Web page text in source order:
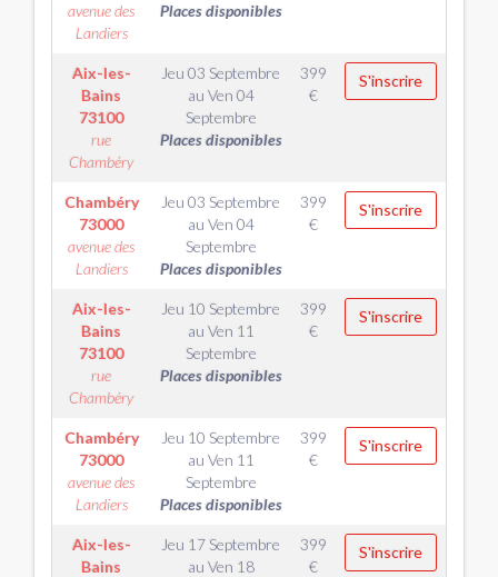
avenue des
Landiers
Places disponibles
Aix-les-
Bains
73100
rue
Chambéry
Jeu 03 Septembre
au Ven 04
Septembre
Places disponibles
399
€
S'inscrire
Chambéry
73000
avenue des
Landiers
Jeu 03 Septembre
au Ven 04
Septembre
Places disponibles
399
€
S'inscrire
Aix-les-
Bains
73100
rue
Chambéry
Jeu 10 Septembre
au Ven 11
Septembre
Places disponibles
399
€
S'inscrire
Chambéry
73000
avenue des
Landiers
Jeu 10 Septembre
au Ven 11
Septembre
Places disponibles
399
€
S'inscrire
Aix-les-
Bains
Jeu 17 Septembre
au Ven 18
399
€
S'inscrire